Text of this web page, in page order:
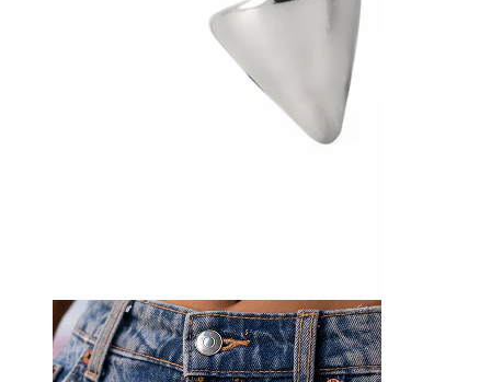
-15%
Bodymod Essentials
Ferro di cavallo con punte
3,32 €3,90 €